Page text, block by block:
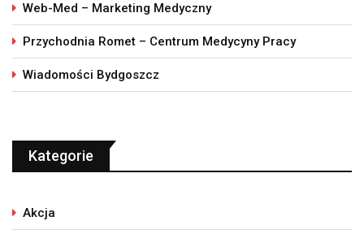
Web-Med – Marketing Medyczny
Przychodnia Romet – Centrum Medycyny Pracy
Wiadomości Bydgoszcz
Kategorie
Akcja